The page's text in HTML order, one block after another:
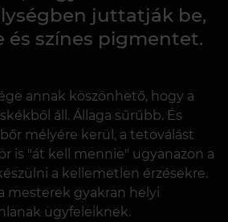
juttatják be,
és színes pigmentet.
annak köszönhető, hogy a
áll. Állaga sűrűbb. És
mélyére kerül, a tetoválást
is "át kell mennie" ugyanazon a
a kellemetlen érzésekre.
mesterek gyakran helyi
ügyfeleiknek.